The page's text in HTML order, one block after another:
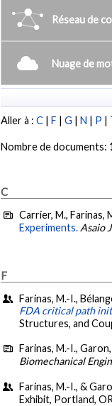
Réseau de
Nuage de
Aller à :C |F |G |N | P |
Nombre de documents:
C
Carrier, M., Farinas,
Experiments. Asaio
F
Farinas, M.-I.,
FDA critical path
Structures, and
Farinas, M.-I.,
Biomechanical
Farinas, M.-I., &
Exhibit, Portland,